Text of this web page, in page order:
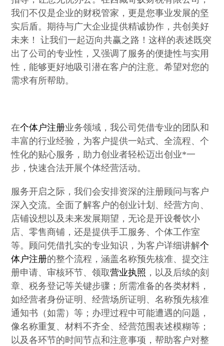
我们不仅是企业的财税管家，更是您事业发展的坚
实后盾。期待与广大企业提供精诚协作，共创美好
未来！ 让我们一起迈向共赢之路！这样的表述既突
出了公司的专业性，又强调了服务的便捷性与实用
性，能够更好地吸引潜在客户的注意。希望对您的
需求有所帮助。
在个体户注册业务领域，我公司凭借专业的团队和
丰富的行业经验，为客户提供一站式、全流程、个
性化的贴心服务，助力创业者轻松迈出创业*一
步，快速合法开展个体经营活动。
服务开启之际，我们会安排资深的注册顾问与客户
深入交流。全面了解客户的创业计划、经营方向、
店铺设想以及未来发展期望，无论是开设餐饮小
店、零售商铺，还是提供手工服务、个体工作室
等。顾问凭借扎实的专业知识，为客户详细讲解个
体户注册的整个流程，涵盖名称预先核准、提交注
册申请、审核环节、领取营业执照 ，以及后续的刻
章、税务登记等关键步骤；所需准备的各类材料，
如经营者身份证明、经营场所证明、名称预先核准
通知书（如需）等；办理过程中可能遭遇的问题，
像名称重复、材料不齐全、经营范围表述模糊等；
以及各环节的时间节点和注意事项，帮助客户对整